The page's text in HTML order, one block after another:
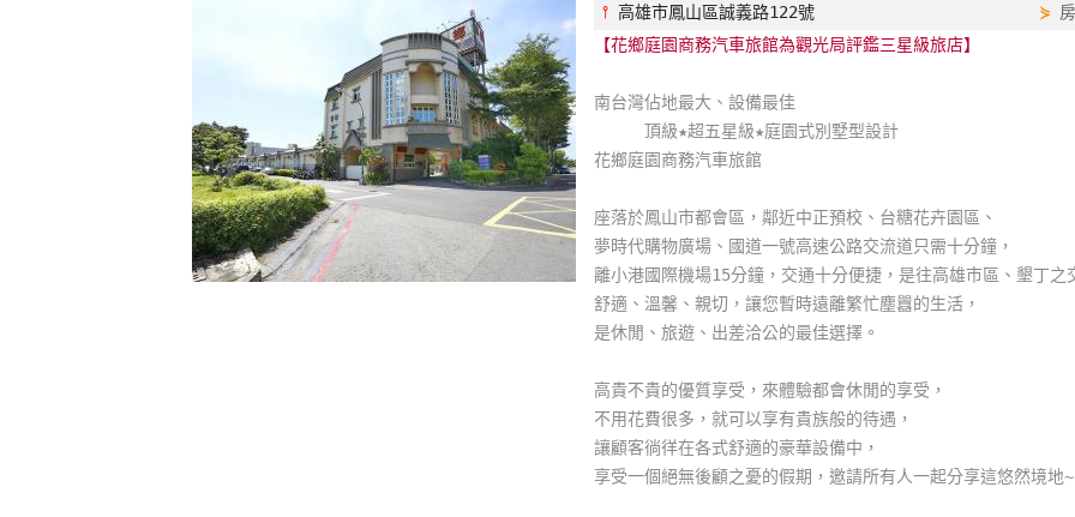
⫯ 高雄市鳳山區誠義路122號 ⋟
【花鄉庭園商務汽車旅館為觀光局評鑑三星級旅店】
南台灣佔地最大、設備最佳
頂級★超五星級★庭園式別墅型設計
花鄉庭園商務汽車旅館
座落於鳳山市都會區，鄰近中正預校、台糖花卉園區、
夢時代購物廣場、國道一號高速公路交流道只需十分鐘，
離小港國際機場15分鐘，交通十分便捷，是往高雄市區、墾丁之
舒適、溫馨、親切，讓您暫時遠離繁忙塵囂的生活，
是休閒、旅遊、出差洽公的最佳選擇。
高貴不貴的優質享受，來體驗都會休閒的享受，
不用花費很多，就可以享有貴族般的待遇，
讓顧客徜徉在各式舒適的豪華設備中，
享受一個絕無後顧之憂的假期，邀請所有人一起分享這悠然境地~